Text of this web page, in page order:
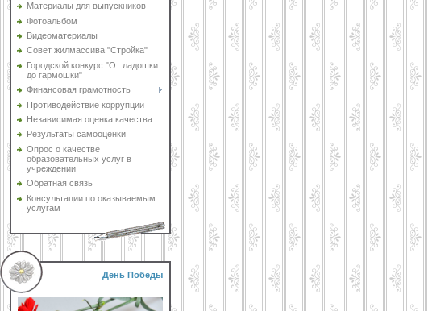
Материалы для выпускников
Фотоальбом
Видеоматериалы
Совет жилмассива "Стройка"
Городской конкурс "От ладошки
до гармошки"
Финансовая грамотность
Противодействие коррупции
Независимая оценка качества
Результаты самооценки
Опрос о качестве
образовательных услуг в
учреждении
Обратная связь
Консультации по оказываемым
услугам
День Победы